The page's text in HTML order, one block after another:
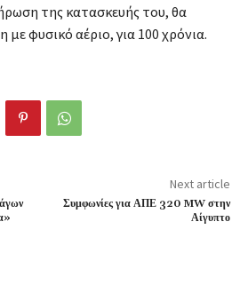
της κατασκευής του, θα
φυσικό αέριο, για 100 χρόνια.
Next article
Συμφωνίες για ΑΠΕ 320 MW στην
Αίγυπτο